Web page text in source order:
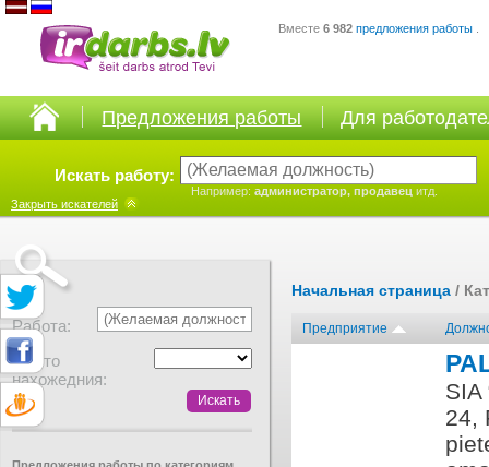
Вместе 6 982 предложения работы
Предложения работы Для
Искать работу:
Например: администратор, продавец итд.
Закрыть искателей
Работа:
Место
нахожедния:
Начальная страница /
Предприятие
SIA
24,